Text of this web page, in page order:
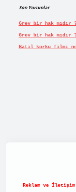
Son Yorumlar
Grev bir hak mıdır
Grev bir hak mıdır
Batıl korku filmi
Reklam ve